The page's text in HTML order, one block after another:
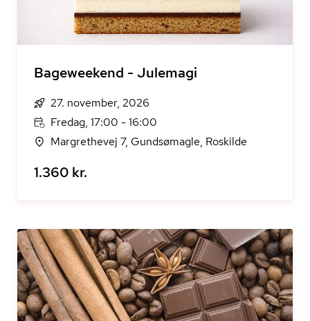
Bageweekend - Julemagi
27. november, 2026
Fredag, 17:00 - 16:00
Margrethevej 7, Gundsømagle, Roskilde
1.360 kr.